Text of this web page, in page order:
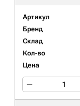
Артикул
Бренд
Склад
Кол-во
Цена